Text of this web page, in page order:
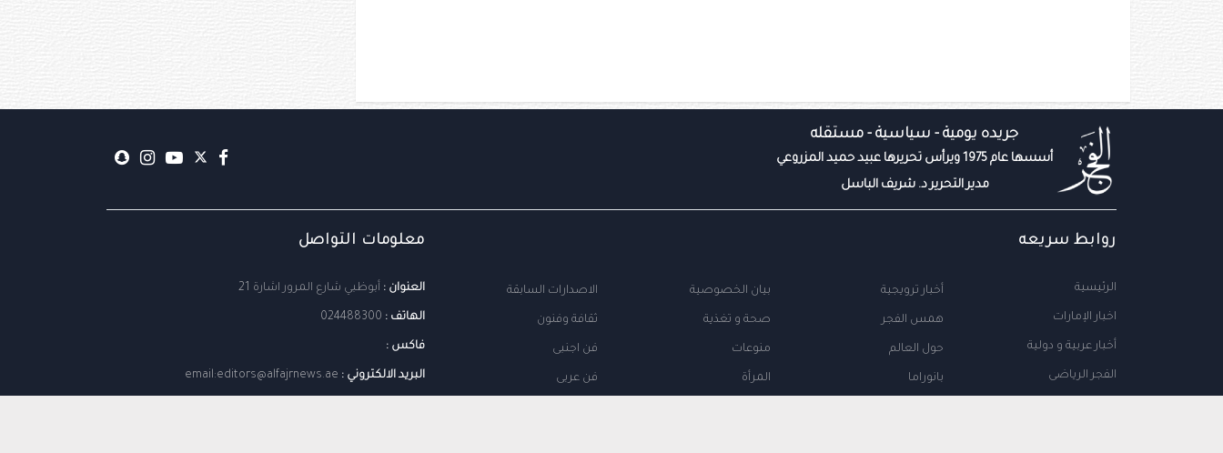
جريده يومية - سياسية - مستقله
أسسها عام 1975 ويرأس تحريرها عبيد حميد المزروعي
مدير التحرير د. شريف الباسل
روابط سريعه
الرئيسية
اخبار الإمارات
أخبار عربية و دولية
الفجر الرياضى
أخبار ترويجية
همس الفجر
حول العالم
بانوراما
بيان الخصوصية
صحة و تغذية
منوعات
المرأة
الاصدارات السابقة
ثقافة وفنون
فن اجنبى
فن عربى
معلومات التواصل
العنوان : أبوظبي شارع المرور اشارة 21
الهاتف : 024488300
فاكس :
البريد الالكتروني : email:editors@alfajrnews.ae